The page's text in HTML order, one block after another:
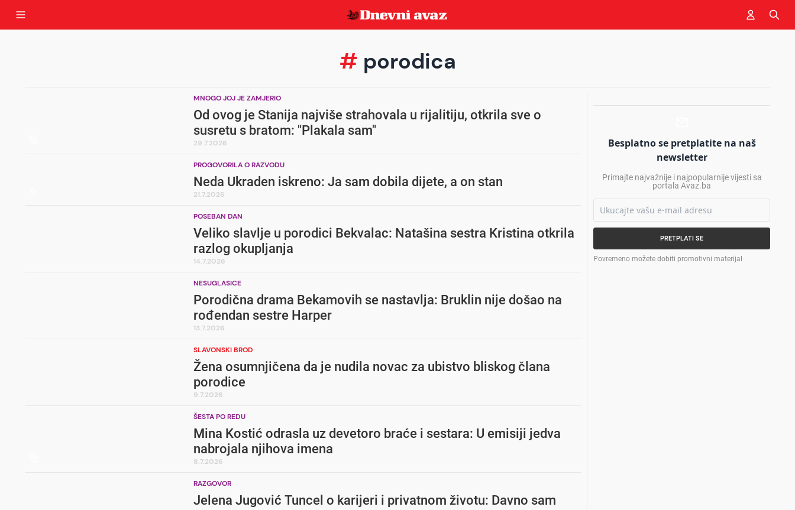
# porodica
MNOGO JOJ JE ZAMJERIO
Od ovog je Stanija najviše strahovala u rijalitiju, otkrila sve o
susretu s bratom: "Plakala sam"
29.7.2026
PROGOVORILA O RAZVODU
Neda Ukraden iskreno: Ja sam dobila dijete, a on stan
21.7.2026
POSEBAN DAN
Veliko slavlje u porodici Bekvalac: Natašina sestra Kristina otkrila
razlog okupljanja
14.7.2026
NESUGLASICE
Porodična drama Bekamovih se nastavlja: Bruklin nije došao na
rođendan sestre Harper
13.7.2026
SLAVONSKI BROD
Žena osumnjičena da je nudila novac za ubistvo bliskog člana
porodice
9.7.2026
ŠESTA PO REDU
Mina Kostić odrasla uz devetoro braće i sestara: U emisiji jedva
nabrojala njihova imena
8.7.2026
RAZGOVOR
Jelena Jugović Tuncel o karijeri i privatnom životu: Davno sam
Besplatno se pretplatite na naš
newsletter
Primajte najvažnije i najpopularnije vijesti sa
portala Avaz.ba
PRETPLATI SE
Povremeno možete dobiti promotivni materijal